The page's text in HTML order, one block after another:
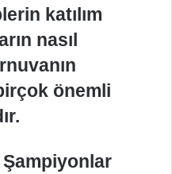
katılım
nasıl
önemli